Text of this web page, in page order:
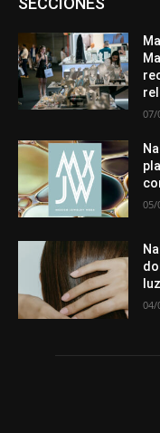
Entrevistas
Mundo Técnico
Premios
07/
05/
04/